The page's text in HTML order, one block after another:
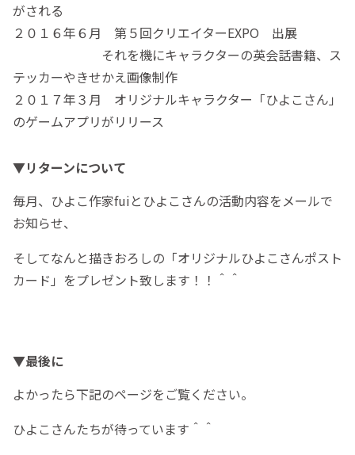
がされる
２０１６年６月 第５回クリエイターEXPO 出展
それを機にキャラクターの英会話書籍、ス
テッカーやきせかえ画像制作
２０１７年３月 オリジナルキャラクター「ひよこさん」
のゲームアプリがリリース
▼リターンについて
毎月、ひよこ作家fuiとひよこさんの活動内容をメールで
お知らせ、
そしてなんと描きおろしの「オリジナルひよこさんポスト
カード」をプレゼント致します！！＾＾
▼最後に
よかったら下記のページをご覧ください。
ひよこさんたちが待っています＾＾